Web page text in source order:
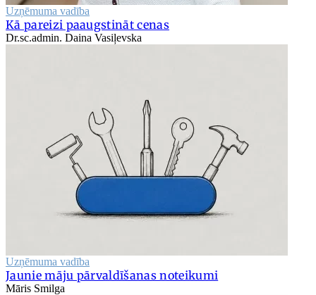
Uzņēmuma vadība
Kā pareizi paaugstināt cenas
Dr.sc.admin. Daina Vasiļevska
Uzņēmuma vadība
Jaunie māju pārvaldīšanas noteikumi
Māris Smilga